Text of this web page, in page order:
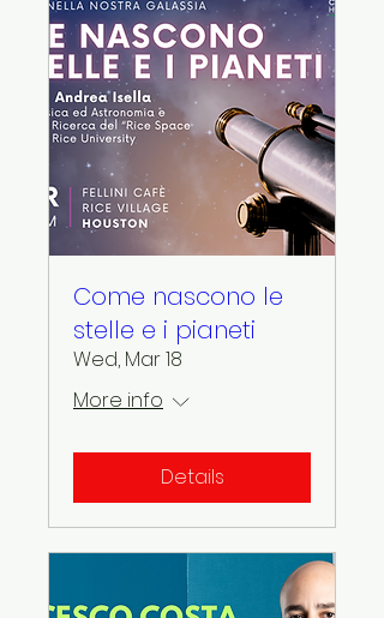
Come nascono le
stelle e i pianeti
Wed, Mar 18
More info
Details